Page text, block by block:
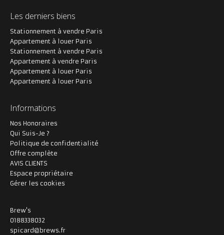
Les derniers biens
Stationnement à vendre Paris
Appartement à louer Paris
Stationnement à vendre Paris
Appartement à vendre Paris
Appartement à louer Paris
Appartement à louer Paris
Informations
Nos Honoraires
Qui Suis-Je ?
Politique de confidentialité
Offre complète
AVIS CLIENTS
Espace propriétaire
Gérer les cookies
Brew's
0188338032
spicard@brews.fr